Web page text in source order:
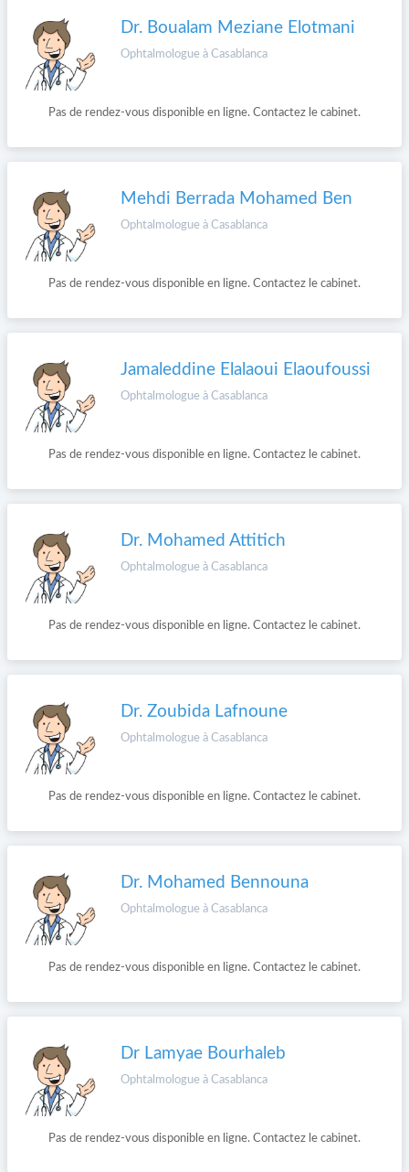
Dr. Boualam Meziane Elotmani
Ophtalmologue à Casablanca
Pas de rendez-vous disponible en ligne. Contactez le cabinet.
Mehdi Berrada Mohamed Ben
Ophtalmologue à Casablanca
Pas de rendez-vous disponible en ligne. Contactez le cabinet.
Jamaleddine Elalaoui Elaoufoussi
Ophtalmologue à Casablanca
Pas de rendez-vous disponible en ligne. Contactez le cabinet.
Dr. Mohamed Attitich
Ophtalmologue à Casablanca
Pas de rendez-vous disponible en ligne. Contactez le cabinet.
Dr. Zoubida Lafnoune
Ophtalmologue à Casablanca
Pas de rendez-vous disponible en ligne. Contactez le cabinet.
Dr. Mohamed Bennouna
Ophtalmologue à Casablanca
Pas de rendez-vous disponible en ligne. Contactez le cabinet.
Dr Lamyae Bourhaleb
Ophtalmologue à Casablanca
Pas de rendez-vous disponible en ligne. Contactez le cabinet.